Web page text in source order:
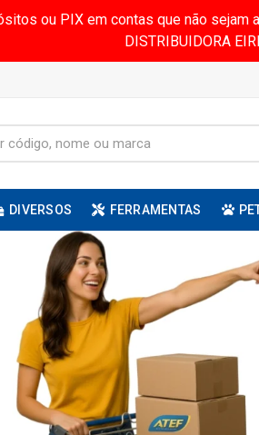
ou PIX em contas que não
DISTRIBUIDORA
DIVERSOS FERRAMENTAS